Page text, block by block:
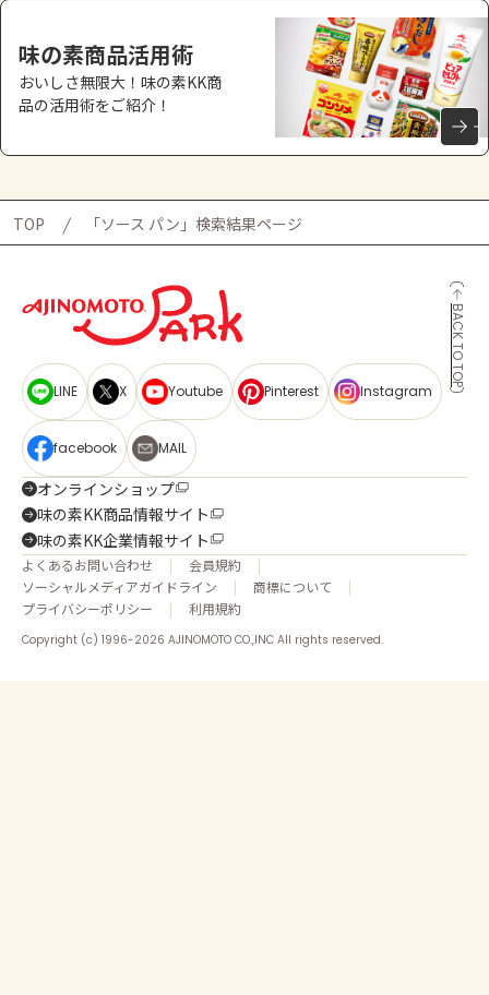
味の素商品活用術
おいしさ無限大！味の素KK商
品の活用術をご紹介！
TOP 「ソース パン」検索結果ページ
BACK TO TOP
LINE X Youtube Pinterest Instagram
facebook MAIL
オンラインショップ
味の素KK商品情報サイト
味の素KK企業情報サイト
よくあるお問い合わせ
会員規約
ソーシャルメディアガイドライン
商標について
プライバシーポリシー
利用規約
Copyright (c) 1996-2026 AJINOMOTO CO.,INC All rights reserved.